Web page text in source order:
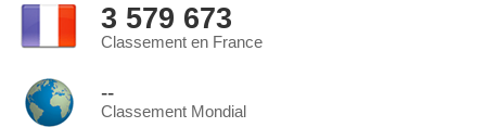
3 579 673
Classement en France
--
Classement Mondial